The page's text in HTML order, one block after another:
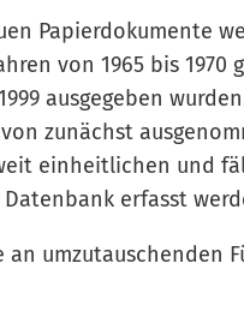
Papierdokumente
von 1965 bis
ausgegeben
zunächst
einheitlichen und
erfasst
an umzutauschenden